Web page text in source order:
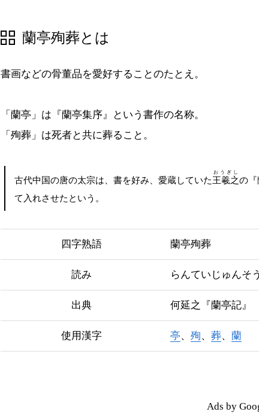
蘭亭殉葬とは
書画などの骨董品を愛好することのたとえ。
「蘭亭」は『蘭亭集序』という書作の名称。
「殉葬」は死者と共に葬ること。
古代中国の唐の太宗は、書を好み、愛蔵していた王羲之
おうぎし
の
て入れさせたという。
四字熟語 蘭亭殉葬
読み らんていじゅんそう
出典 何延之『蘭亭記』
使用漢字 亭、 殉、 葬、 蘭
Ads by